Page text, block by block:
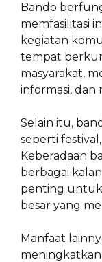
Bando
memfasilitasi
kegiatan
tempat
masyarakat,
informasi, dan
Selain itu,
seperti
Keberadaan
berbagai
penting
besar yang
Manfaat
meningkatkan